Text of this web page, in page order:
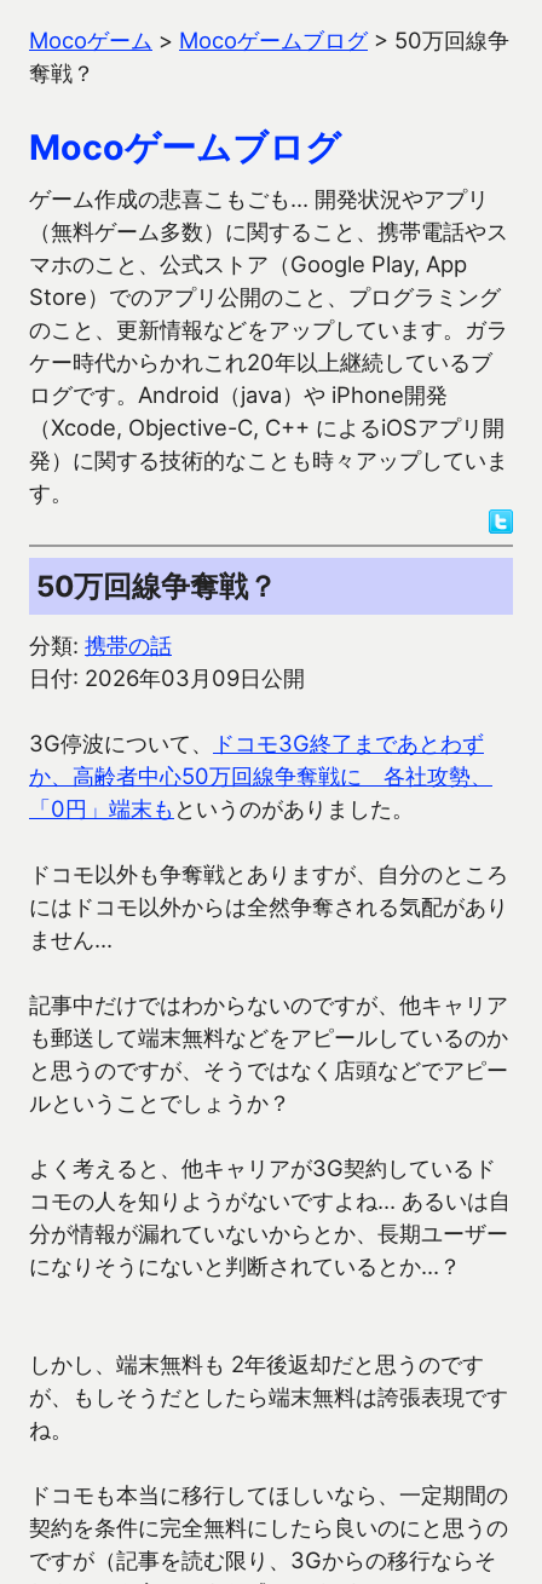
Mocoゲーム > Mocoゲームブログ> 50万回線争
奪戦？
Mocoゲームブログ
ゲーム作成の悲喜こもごも… 開発状況やアプリ
（無料ゲーム多数）に関すること、携帯電話やス
マホのこと、公式ストア（Google Play, App
Store）でのアプリ公開のこと、プログラミング
のこと、更新情報などをアップしています。ガラ
ケー時代からかれこれ20年以上継続しているブ
ログです。Android（java）や iPhone開発
（Xcode, Objective-C, C++ によるiOSアプリ開
発）に関する技術的なことも時々アップしていま
す。
50万回線争奪戦？
分類: 携帯の話
日付: 2026年03月09日公開
3G停波について、
ドコモ3G終了まであとわず
か、高齢者中心50万回線争奪戦に 各社攻勢、
「0円」端末も というのがありました。
ドコモ以外も争奪戦とありますが、自分のところ
にはドコモ以外からは全然争奪される気配があり
ません…
記事中だけではわからないのですが、他キャリア
も郵送して端末無料などをアピールしているのか
と思うのですが、そうではなく店頭などでアピー
ルということでしょうか？
よく考えると、他キャリアが3G契約しているド
コモの人を知りようがないですよね… あるいは自
分が情報が漏れていないからとか、長期ユーザー
になりそうにないと判断されているとか…？
しかし、端末無料も 2年後返却だと思うのです
が、もしそうだとしたら端末無料は誇張表現です
ね。
ドコモも本当に移行してほしいなら、一定期間の
契約を条件に完全無料にしたら良いのにと思うの
ですが（記事を読む限り、3Gからの移行ならそ